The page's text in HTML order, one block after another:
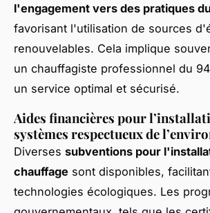
l'engagement vers des pratiques
favorisant l'utilisation de sources
renouvelables. Cela implique
un chauffagiste professionnel du
un service optimal et sécurisé.
Aides financières pour
systèmes respectueux de
Diverses subventions pour
chauffage sont disponibles,
technologies écologiques. Les